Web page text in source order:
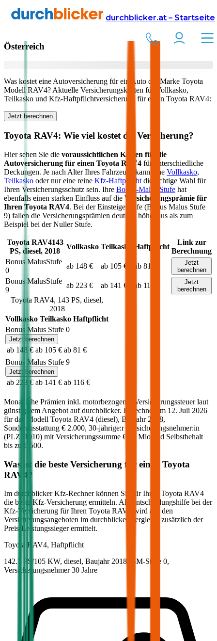
durchblicker.at – Startseite
Versicherung Autoversicherung Toyota
Toyota RAV4
in
Österreich
Was kostet eine Autoversicherung für ein Auto der Marke Toyota
Modell RAV4? Aktuelle Versicherungskosten für Vollkasko,
Teilkasko und Kfz-Haftpflichtversicherung für einen Toyota RAV4:
Jetzt berechnen
Toyota RAV4: Wie viel kostet die Versicherung?
Hier sehen Sie die voraussichtlichen Kosten für die
Autoversicherung für einen Toyota RAV4 für unterschiedliche
Deckungen. Je nach Alter Ihres Fahrzeugs kann eine Vollkasko,
Teilkasko oder nur eine reine Kfz-Haftpflicht die richtige Wahl für
Ihren Versicherungsschutz sein. Ihre Bonus-Malus Stufe hat
ebenfalls einen starken Einfluss auf die Versicherungsprämie für
Ihren Toyota RAV4. Bei der Einsteigerstufe (Bonus Malus Stufe
9) fallen die Versicherungsprämien deutlich höher aus als zum
Beispiel bei der Nuller Stufe.
Toyota RAV4143
PS, diesel, 2018
Vollkasko Teilkasko Haftpflicht
Link zur
Berechnung
Bonus MalusStufe
0
ab 148 € ab 105 € ab 81 €
Jetzt
berechnen
Bonus MalusStufe
9
ab 223 € ab 141 € ab 116 €
Jetzt
berechnen
Toyota RAV4, 143 PS, diesel,
2018
Vollkasko Teilkasko Haftpflicht
Bonus Malus Stufe 0
Jetzt berechnen
ab 148 € ab 105 € ab 81 €
Bonus Malus Stufe 9
Jetzt berechnen
ab 223 € ab 141 € ab 116 €
Monatliche Prämien inkl. motorbezogener Versicherungssteuer laut
günstigstem Angebot auf durchblicker. Berechnet am 12. Juli 2026
für das Modell Toyota RAV4 (diesel), Baujahr 2018,
Sonderausstattung € 2.000, 30-jährige:rVersicherungsnehmer:in
(PLZ:
1010) mit Versicherungssumme € 20 Mio und Selbstbehalt
bis zu € 500.
Was ist die beste Versicherung für einen Toyota
RAV4?
Im durchblicker Kfz-Rechner können Sie für Ihren Toyota RAV4
die beste Kfz-Versicherung ermitteln. Als Entscheidungshilfe bei der
Kfz-Versicherung für Ihren Toyota RAV4
wird aus den
Versicherungsangeboten im durchblicker Vergleich zusätzlich der
Preis-Leistungssieger ermittelt.
Toyota RAV4, Haftpflicht
142.7 PS/105 KW, diesel, Baujahr 2018,
BM-Stufe 0,
Versicherungsnehmer 30 Jahre